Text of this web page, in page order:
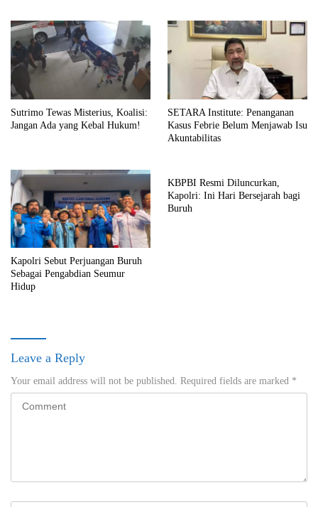
Sutrimo Tewas Misterius, Koalisi:
Jangan Ada yang Kebal Hukum!
SETARA Institute: Penanganan
Kasus Febrie Belum Menjawab Isu
Akuntabilitas
Kapolri Sebut Perjuangan Buruh
Sebagai Pengabdian Seumur
Hidup
KBPBI Resmi Diluncurkan,
Kapolri: Ini Hari Bersejarah bagi
Buruh
Leave a Reply
Your email address will not be published. Required fields are marked *